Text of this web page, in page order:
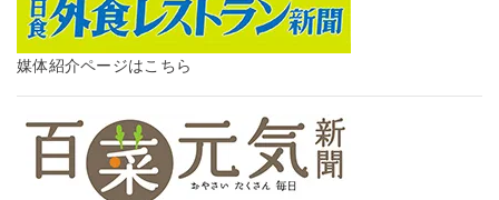
媒体紹介ページはこちら